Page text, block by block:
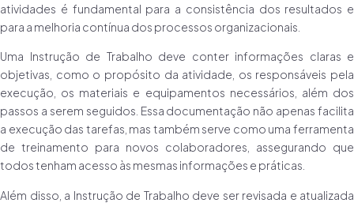
atividades é fundamental para a consistência dos resultados e
para a melhoria contínua dos processos organizacionais.
Uma Instrução de Trabalho deve conter informações claras e
objetivas, como o propósito da atividade, os responsáveis pela
execução, os materiais e equipamentos necessários, além dos
passos a serem seguidos. Essa documentação não apenas facilita
a execução das tarefas, mas também serve como uma ferramenta
de treinamento para novos colaboradores, assegurando que
todos tenham acesso às mesmas informações e práticas.
Além disso, a Instrução de Trabalho deve ser revisada e atualizada